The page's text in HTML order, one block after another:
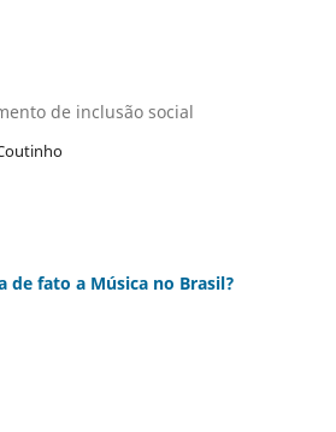
de inclusão social
de fato a Música no Brasil?